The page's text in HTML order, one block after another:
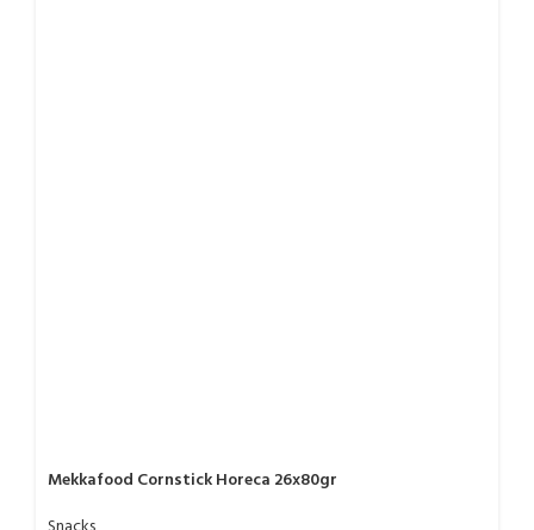
Mekkafood Cornstick Horeca 26x80gr